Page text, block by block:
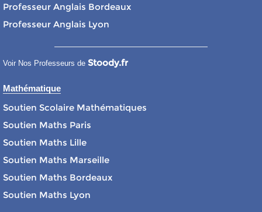
Professeur Anglais Bordeaux
Professeur Anglais Lyon
Voir Nos Professeurs de Stoody.fr
Mathématique
Soutien Scolaire Mathématiques
Soutien Maths Paris
Soutien Maths Lille
Soutien Maths Marseille
Soutien Maths Bordeaux
Soutien Maths Lyon